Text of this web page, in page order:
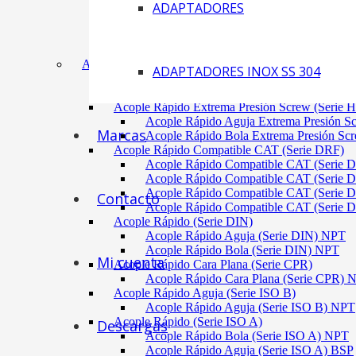
ADAPTADORES
ADAPTADORES INOX SS 304
Marcas
Contacto
Mi cuenta
Descargas
Acoplamiento Tipo Neumático Fenaflex (TYRE)
ACÓPLES RÁPIDOS
Acople Rápido Aguja Extrema Presión (Serie
Acople Rápido Extrema Presión Screw (Serie
Acople Rápido Aguja Extrema Presión
Acople Rápido Bola Extrema Presión
Acople Rápido Compatible CAT (Serie DRF)
Acople Rápido Compatible CAT (Serie
Acople Rápido Compatible CAT (Serie
Acople Rápido Compatible CAT (Serie
Acople Rápido Compatible CAT (Serie
Acople Rápido (Serie DIN)
Acople Rápido Aguja (Serie DIN) NPT
Acople Rápido Bola (Serie DIN) NPT
Acople Rápido Cara Plana (Serie CPR)
Acople Rápido Cara Plana (Serie CPR)
Acople Rápido Aguja (Serie ISO B)
Acople Rápido Aguja (Serie ISO B) NPT
Acople Rápido (Serie ISO A)
Acople Rápido Bola (Serie ISO A) NPT
Acople Rápido Aguja (Serie ISO A) BSP